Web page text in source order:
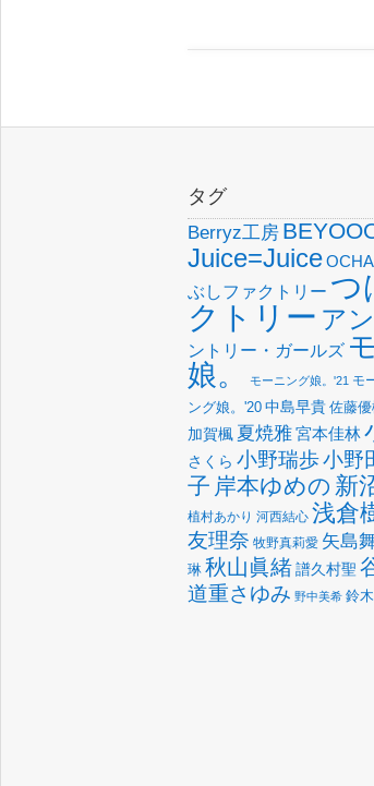
タグ
Berryz工房
Juice=Juice
ぶしファクトリー つ
クトリー ア
ントリー・ガールズ
娘。
モーニング娘。'21 モ
ング娘。'20 中島早貴 佐藤
加賀楓 夏焼雅宮本佳林
さくら 小野瑞歩小野
子 岸本ゆめの 新
植村あかり 河西結心 浅倉
友理奈 牧野真莉愛 矢島
琳 秋山眞緒譜久村聖
道重さゆみ 野中美希 鈴